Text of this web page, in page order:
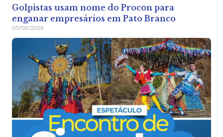
Golpistas usam nome do Procon para
enganar empresários em Pato Branco
05/08/2026